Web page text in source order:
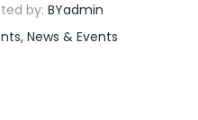
by: BYadmin
News & Events